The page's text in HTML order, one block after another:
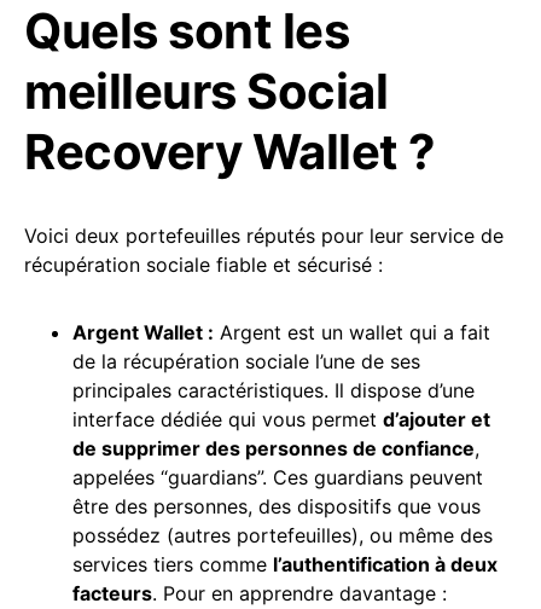
Quels sont les
meilleurs Social
Recovery Wallet ?
Voici deux portefeuilles réputés pour leur service de
récupération sociale fiable et sécurisé :
Argent Wallet : Argent est un wallet qui a fait
de la récupération sociale l’une de ses
principales caractéristiques. Il dispose d’une
interface dédiée qui vous permet d’ajouter et
de supprimer des personnes de confiance,
appelées “guardians”. Ces guardians peuvent
être des personnes, des dispositifs que vous
possédez (autres portefeuilles), ou même des
services tiers comme l’authentification à deux
facteurs. Pour en apprendre davantage :